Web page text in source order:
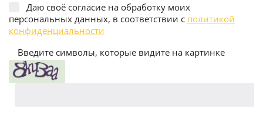
Даю своё согласие на обработку моих
персональных данных, в соответствии с политикой
конфиденциальности
Введите символы, которые видите на картинке